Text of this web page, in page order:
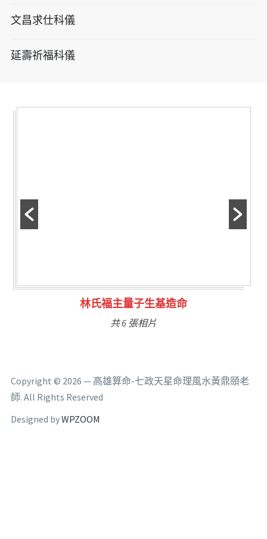
文昌求仕科儀
延壽祈福科儀
林氏福主量子生基造命
共 6 張相片
Copyright © 2026 — 高雄算命-七政天星命理風水黃鼎頤老
師. All Rights Reserved
Designed byWPZOOM